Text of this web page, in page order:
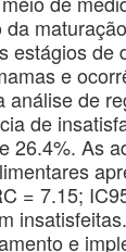
estágios de
e
análise de
de
26.4%. As
= 7.15;
e